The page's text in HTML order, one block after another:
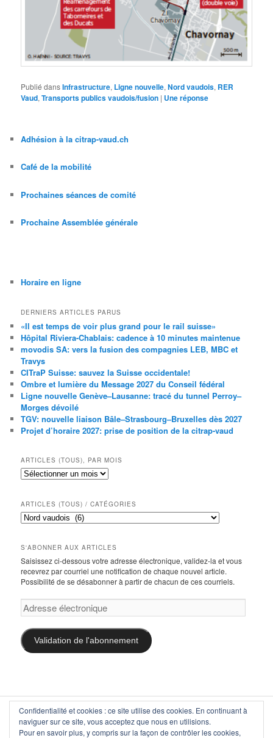
Publié dansInfrastructure, Ligne nouvelle,Nord vaudois, RER
Vaud,Transports publics vaudois/fusion | Uneréponse
Adhésion à la citrap-vaud.ch
Café de la mobilité
Prochaines séances de comité
Prochaine Assemblée générale
Horaire en ligne
DERNIERS ARTICLES PARUS
«Il est temps de voir plus grand pour le rail suisse»
Hôpital Riviera-Chablais: cadence à 10 minutes maintenue
movodis SA: vers la fusion des compagnies LEB, MBC et
Travys
CITraP Suisse: sauvez la Suisse occidentale!
Ombre et lumière du Message 2027 du Conseil fédéral
Ligne nouvelle Genève–Lausanne: tracé du tunnel Perroy–
Morges dévoilé
TGV: nouvelle liaison Bâle–Strasbourg–Bruxelles dès 2027
Projet d’horaire 2027: prise de position de la citrap-vaud
ARTICLES (TOUS), PAR MOIS
Articles
(tous),
mois
ARTICLES (TOUS) / CATÉGORIES
Articles
(tous)
catégories
S'ABONNER AUX ARTICLES
Saisissez ci-dessous votre adresse électronique, validez-la et vous
recevrez par courriel une notification de chaque nouvel article.
Possibilité de se désabonner à partir de chacun de ces courriels.
Adresse
électronique
Validation de l'abonnement
citrap-vaud, 1000 Lausanne — secretariat(at)citrap-vaud.ch
Copyright © communauté d'intérêts pour les transports publics,
Confidentialité et cookies : ce site utilise des cookies. En continuant à
naviguer sur ce site, vous acceptez que nous en utilisions.
Pour en savoir plus, y compris sur la façon de contrôler les cookies,